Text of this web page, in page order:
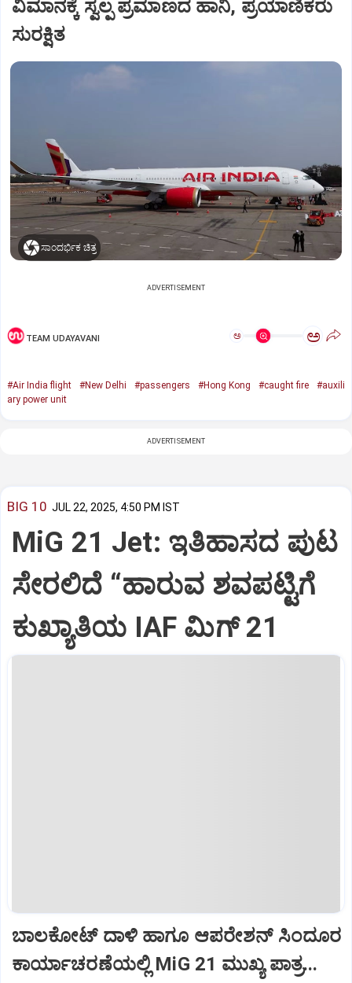
ವಿಮಾನಕ್ಕೆ ಸ್ವಲ್ಪ ಪ್ರಮಾಣದ ಹಾನಿ, ಪ್ರಯಾಣಿಕರು
ಸುರಕ್ಷಿತ
ಸಾಂದರ್ಭಿಕ ಚಿತ್ರ
ADVERTISEMENT
TEAM UDAYAVANI ಅ ಅ
#Air India flight #New Delhi #passengers #Hong Kong #caught fire
#auxili
ary power unit
ADVERTISEMENT
BIG 10 JUL 22, 2025, 4:50 PM IST
MiG 21 Jet: ಇತಿಹಾಸದ ಪುಟ
ಸೇರಲಿದೆ “ಹಾರುವ ಶವಪಟ್ಟಿಗೆ
ಕುಖ್ಯಾತಿಯ IAF ಮಿಗ್‌ 21
ಬಾಲಕೋಟ್‌ ದಾಳಿ ಹಾಗೂ ಆಪರೇಶನ್‌ ಸಿಂದೂರ
ಕಾರ್ಯಾಚರಣೆಯಲ್ಲಿ MiG 21 ಮುಖ್ಯ ಪಾತ್ರ...